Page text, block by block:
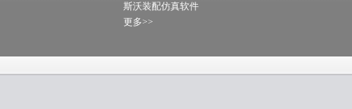
斯沃装配仿真软件
更多>>